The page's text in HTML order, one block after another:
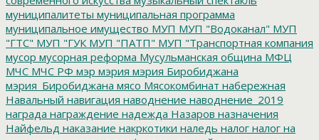
муниципалитеты муниципальная программа
муниципальное имущество МУП МУП "Водоканал" МУП
"ГТС" МУП "ГУК МУП "ПАТП" МУП "Транспортная компания
мусор мусорная реформа Мусульманская община МФЦ
МЧС МЧС РФ мэр мэрия мэрия Биробиджана
мэрия_Биробиджана мясо Мясокомбинат набережная
Навальный навигация наводнение наводнение_2019
награда награждение надежда Назаров назначения
Найфельд наказание накркотики наледь налог налог на